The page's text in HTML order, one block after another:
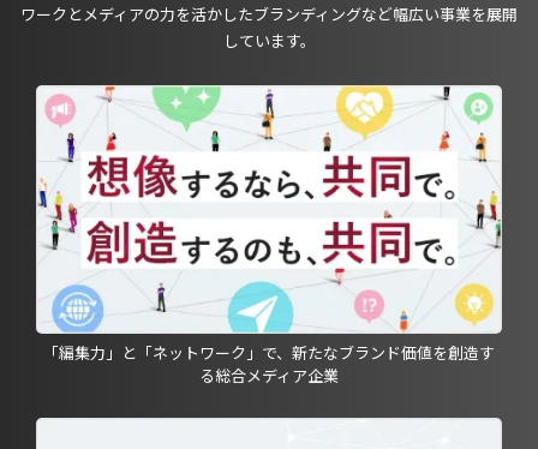
ワークとメディアの力を活かしたブランディングなど幅広い事業を展開
しています。
「編集力」と「ネットワーク」で、新たなブランド価値を創造す
る総合メディア企業